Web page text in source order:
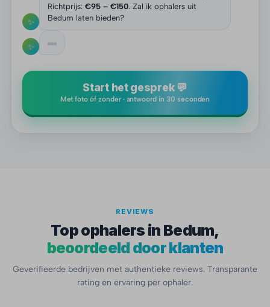
✨
Richtprijs: €95 – €150. Zal ik ophalers uit
Bedum laten bieden?
✨
Start het gesprek 💬
Met foto óf zonder · antwoord in 30 seconden
REVIEWS
Top ophalers in Bedum,
beoordeeld door klanten
Geverifieerde bedrijven met authentieke reviews. Transparante
rating en ervaring per ophaler.